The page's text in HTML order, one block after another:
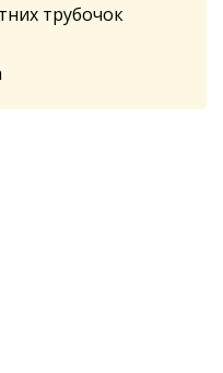
трубочок